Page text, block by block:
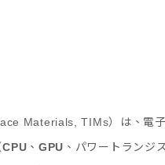
Materials, TIMs）は、電
CPU 、 GPU 、パワートランジ